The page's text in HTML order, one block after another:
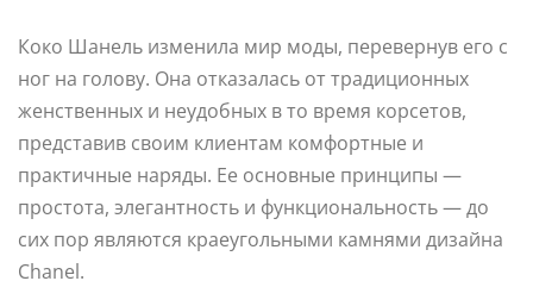
Коко Шанель изменила мир моды, перевернув его с
ног на голову. Она отказалась от традиционных
женственных и неудобных в то время корсетов,
представив своим клиентам комфортные и
практичные наряды. Ее основные принципы —
простота, элегантность и функциональность — до
сих пор являются краеугольными камнями дизайна
Chanel.